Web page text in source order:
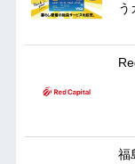
う
福